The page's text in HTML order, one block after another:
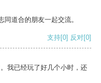
道合的朋友一起交流。
支持[0] 反对[0]
我已经玩了好几个小时，还